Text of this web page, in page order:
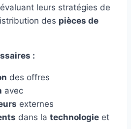
leurs stratégies de
des pièces de
:
des offres
avec
externes
dans la technologie et